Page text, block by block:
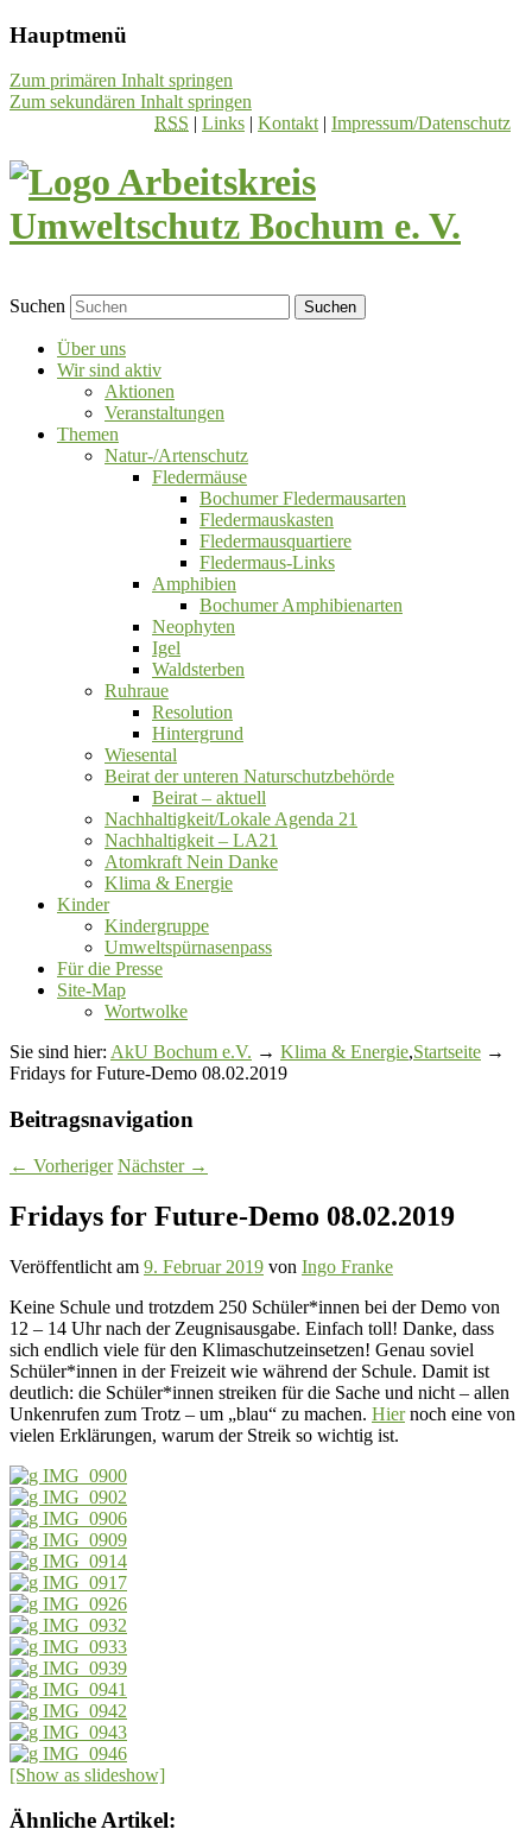
Hauptmenü
Zum primären Inhalt springen
Zum sekundären Inhalt springen
RSS | Links | Kontakt| Impressum/Datenschutz
Suchen
Über uns
Wir sind aktiv
Aktionen
Veranstaltungen
Themen
Natur-/Artenschutz
Fledermäuse
Bochumer Fledermausarten
Fledermauskasten
Fledermausquartiere
Fledermaus-Links
Amphibien
Bochumer Amphibienarten
Neophyten
Igel
Waldsterben
Ruhraue
Resolution
Hintergrund
Wiesental
Beirat der unteren Naturschutzbehörde
Beirat ‒ aktuell
Nachhaltigkeit/Lokale Agenda 21
Nachhaltigkeit – LA21
Atomkraft Nein Danke
Klima & Energie
Kinder
Kindergruppe
Umweltspürnasenpass
Für die Presse
Site-Map
Wortwolke
Sie sind hier: AkU Bochum e.V. → Klima & Energie,Startseite →
Fridays for Future-Demo 08.02.2019
Beitragsnavigation
← Vorheriger Nächster →
Fridays for Future-Demo 08.02.2019
Veröffentlicht am 9. Februar 2019 von Ingo Franke
Keine Schule und trotzdem 250 Schüler*innen bei der Demo von
12 – 14 Uhr nach der Zeugnisausgabe. Einfach toll! Danke, dass
sich endlich viele für den Klimaschutzeinsetzen! Genau soviel
Schüler*innen in der Freizeit wie während der Schule. Damit ist
deutlich: die Schüler*innen streiken für die Sache und nicht – allen
Unkenrufen zum Trotz – um „blau“ zu machen. Hiernoch eine von
vielen Erklärungen, warum der Streik so wichtig ist.
[Show as slideshow]
Ähnliche Artikel: